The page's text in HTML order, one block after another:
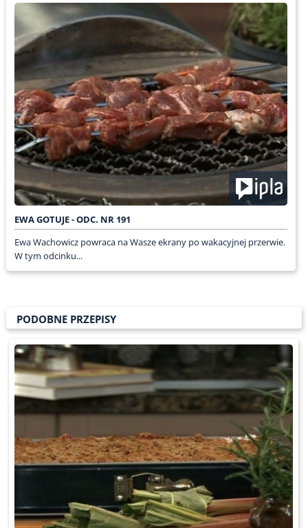
EWA GOTUJE - ODC. NR 191
Ewa Wachowicz powraca na Wasze ekrany po wakacyjnej przerwie.
W tym odcinku...
PODOBNE PRZEPISY